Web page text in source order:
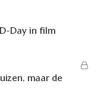
Day in film
maar de